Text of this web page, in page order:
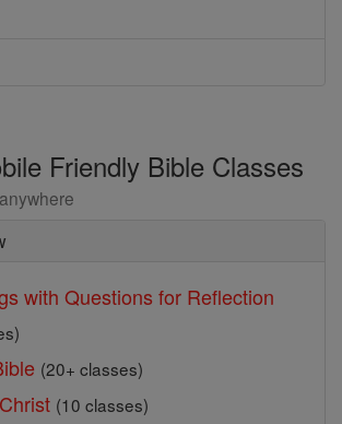
Friendly Bible Classes
with Questions for Reflection
(20+ classes)
(10 classes)